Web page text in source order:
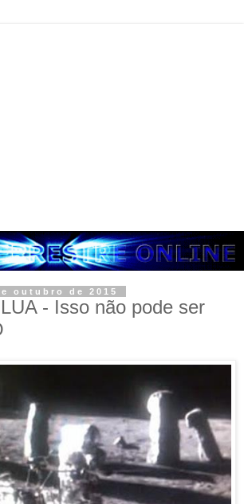
outubro de 2015
- Isso não pode ser